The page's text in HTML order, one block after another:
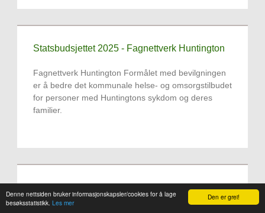
Den er grei!
Denne nettsiden bruker informasjonskapsler/cookies for å lage
besøksstatistikk. Les mer
Statsbudsjettet 2025 - Fagnettverk Huntington
Fagnettverk Huntington Formålet med bevilgningen
er å bedre det kommunale helse- og omsorgstilbudet
for personer med Huntingtons sykdom og deres
familier.
Oda Felicia konsert i Trondheim 1. august